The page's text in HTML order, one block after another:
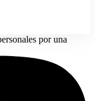
por una